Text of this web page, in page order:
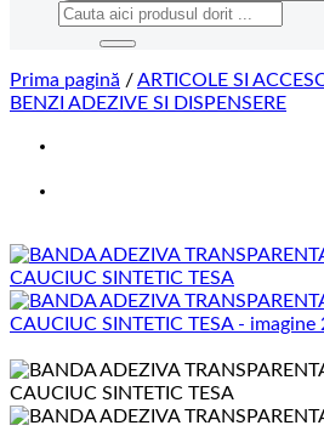
Caută
Prima pagină /ARTICOLE SI
BENZI ADEZIVE SI DISPENSERE